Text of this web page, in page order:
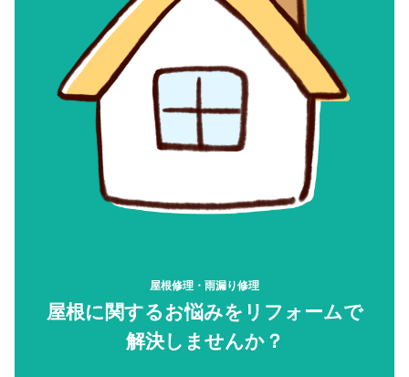
屋根修理・雨漏り修理
屋根に関するお悩みをリフォームで
解決しませんか？